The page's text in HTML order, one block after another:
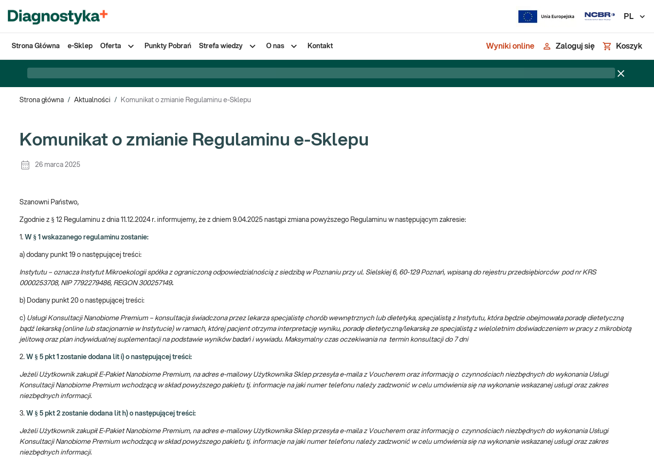
PL
Strona Główna e-Sklep Oferta Punkty Pobrań Strefa wiedzy O nas Kontakt Wyniki online Zaloguj się Koszyk
Strona główna / Aktualności / Komunikat o zmianie Regulaminu e-Sklepu
Komunikat o zmianie Regulaminu e-Sklepu
26 marca 2025
Szanowni Państwo,
Zgodnie z § 12 Regulaminu z dnia 11.12.2024 r. informujemy, że z dniem 9.04.2025 nastąpi zmiana powyższego Regulaminu w następującym zakresie:
1. W § 1 wskazanego regulaminu zostanie:
a) dodany punkt 19 o następującej treści:
Instytutu – oznacza Instytut Mikroekologii spółka z ograniczoną odpowiedzialnością z siedzibą w Poznaniu przy ul. Sielskiej 6, 60-129 Poznań, wpisaną do rejestru przedsiębiorców pod nr KRS
0000253708, NIP 7792279486, REGON 300257149.
b) Dodany punkt 20 o następującej treści:
c) Usługi Konsultacji Nanobiome Premium – konsultacja świadczona przez lekarza specjalistę chorób wewnętrznych lub dietetyka, specjalistą z Instytutu, która będzie obejmowała poradę dietetyczną
bądź lekarską (online lub stacjonarnie w Instytucie) w ramach, której pacjent otrzyma interpretację wyniku, poradę dietetyczną/lekarską ze specjalistą z wieloletnim doświadczeniem w pracy z mikrobiotą
jelitową oraz plan indywidualnej suplementacji na podstawie wyników badań i wywiadu. Maksymalny czas oczekiwania na termin konsultacji do 7 dni
2. W § 5 pkt 1 zostanie dodana lit i) o następującej treści:
Jeżeli Użytkownik zakupił E-Pakiet Nanobiome Premium, na adres e-mailowy Użytkownika Sklep przesyła e-maila z Voucherem oraz informacją o czynnościach niezbędnych do wykonania Usługi
Konsultacji Nanobiome Premium wchodzącą w skład powyższego pakietu tj. informacje na jaki numer telefonu należy zadzwonić w celu umówienia się na wykonanie wskazanej usługi oraz zakres
niezbędnych informacji.
3. W § 5 pkt 2 zostanie dodana lit h) o następującej treści:
Jeżeli Użytkownik zakupił E-Pakiet Nanobiome Premium, na adres e-mailowy Użytkownika Sklep przesyła e-maila z Voucherem oraz informacją o czynnościach niezbędnych do wykonania Usługi
Konsultacji Nanobiome Premium wchodzącą w skład powyższego pakietu tj. informacje na jaki numer telefonu należy zadzwonić w celu umówienia się na wykonanie wskazanej usługi oraz zakres
niezbędnych informacji.